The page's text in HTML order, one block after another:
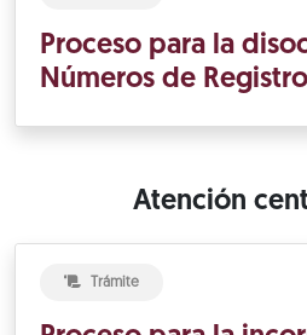
Proceso para la
Números de
Atención
Trámite